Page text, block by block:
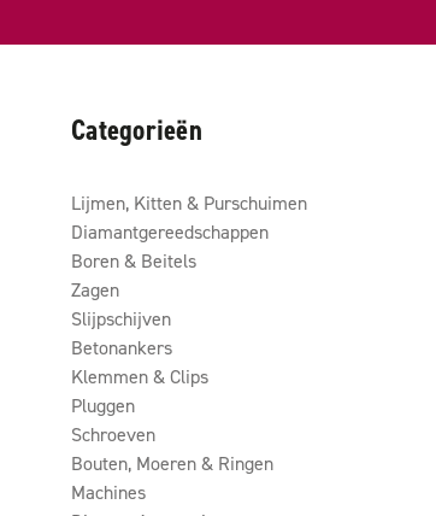
Categorieën
Lijmen, Kitten & Purschuimen
Diamantgereedschappen
Boren & Beitels
Zagen
Slijpschijven
Betonankers
Klemmen & Clips
Pluggen
Schroeven
Bouten, Moeren & Ringen
Machines